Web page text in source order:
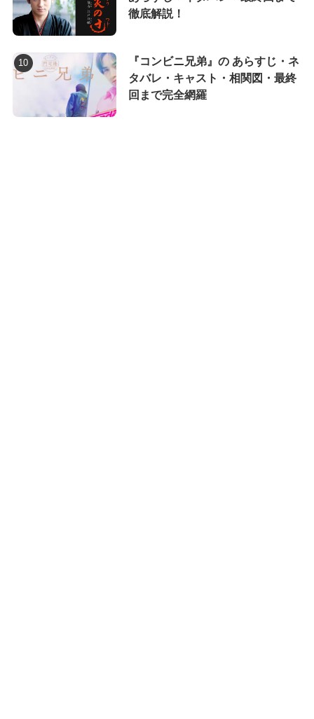
徹底解説！
『コンビニ兄弟』の あらすじ・ネ
タバレ・キャスト・相関図・最終
回まで完全網羅